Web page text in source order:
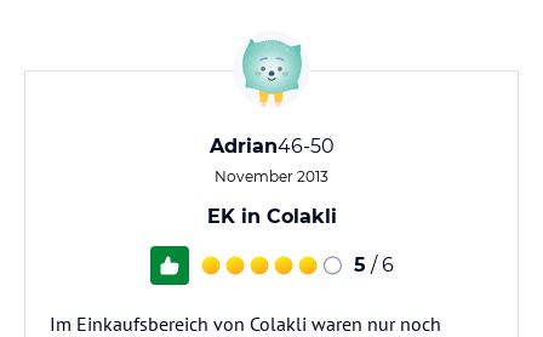
Adrian46-50
November 2013
EK in Colakli
5 / 6
Im Einkaufsbereich von Colakli waren nur noch